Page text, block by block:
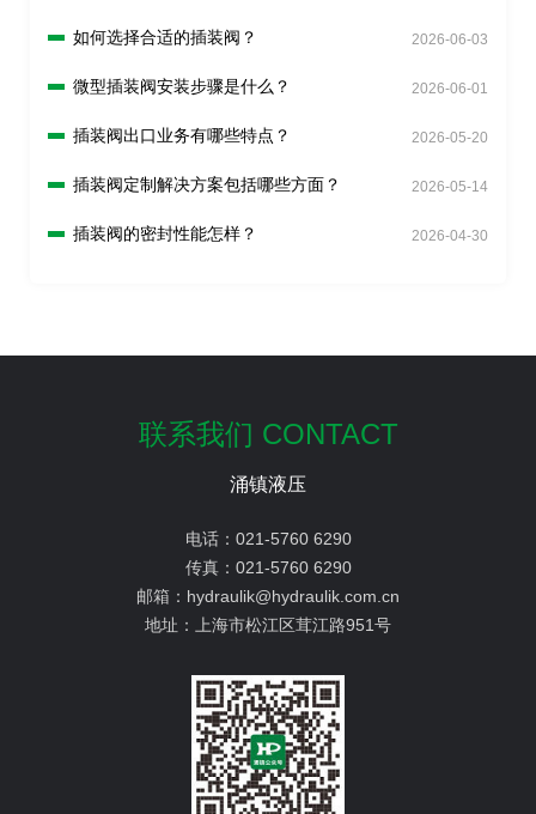
如何选择合适的插装阀？ 2026-06-03
微型插装阀安装步骤是什么？ 2026-06-01
插装阀出口业务有哪些特点？ 2026-05-20
插装阀定制解决方案包括哪些方面？ 2026-05-14
插装阀的密封性能怎样？ 2026-04-30
联系我们 CONTACT
涌镇液压
电话： 021-5760 6290
传真： 021-5760 6290
邮箱： hydraulik@hydraulik.com.cn
地址： 上海市松江区茸江路951号